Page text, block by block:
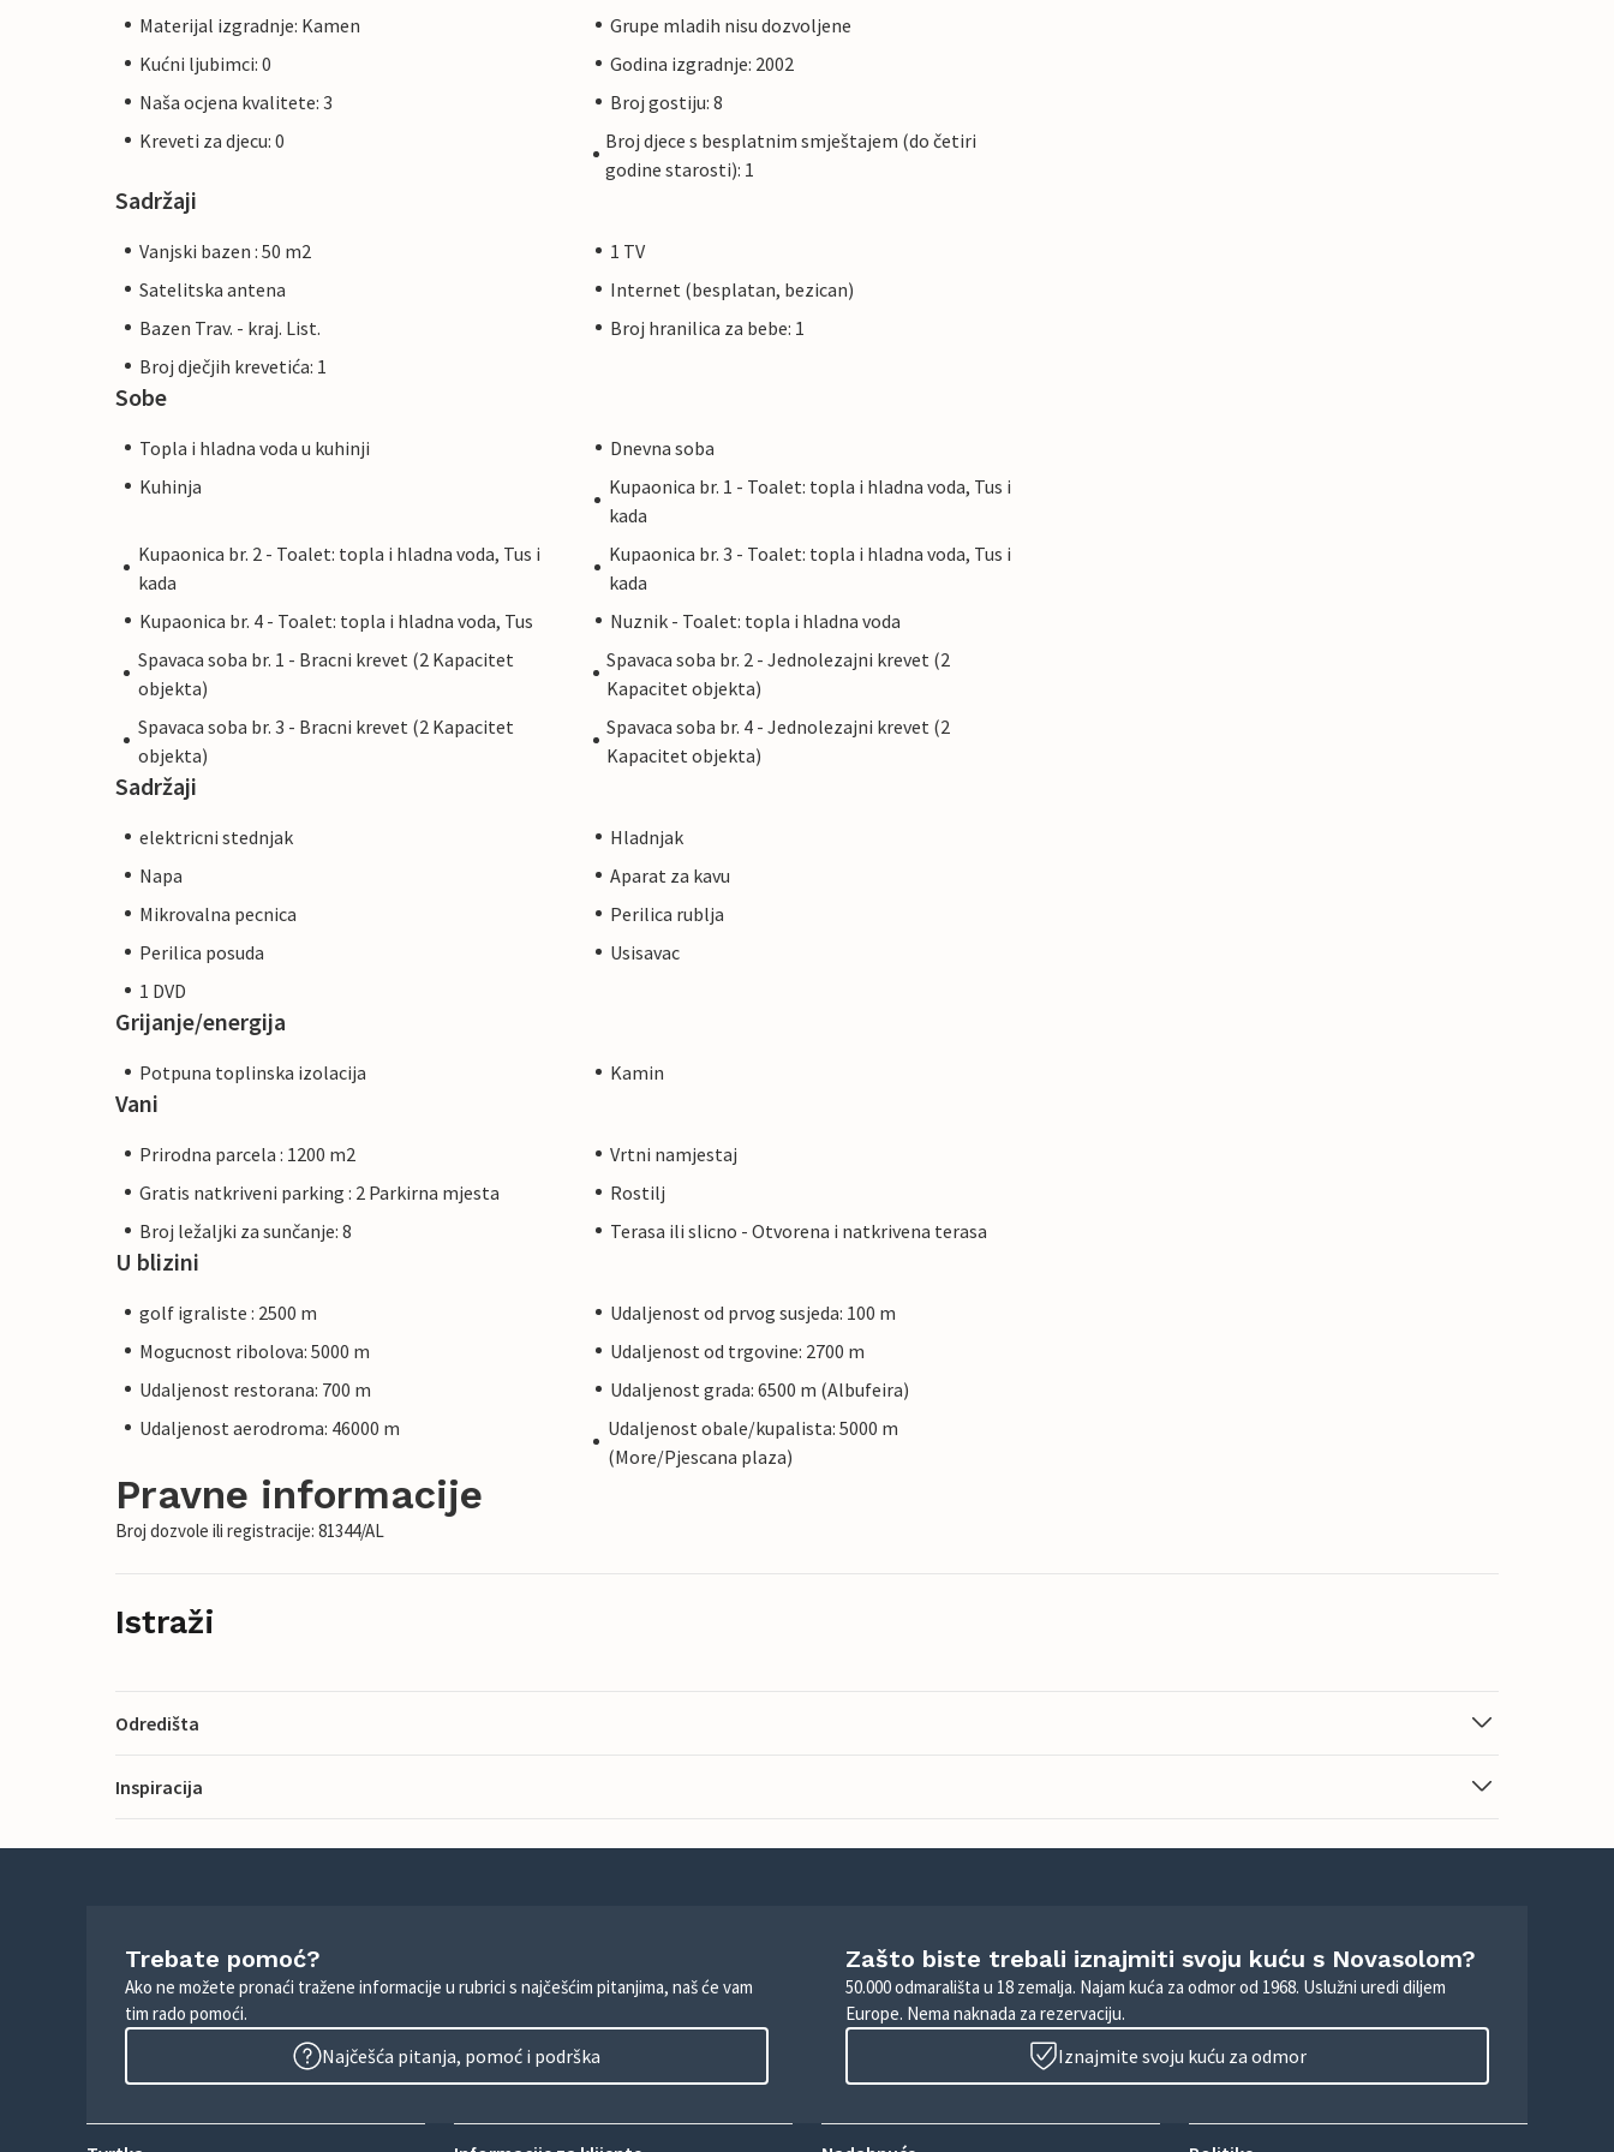
Materijal izgradnje: Kamen
Grupe mladih nisu dozvoljene
Kućni ljubimci: 0
Godina izgradnje: 2002
Naša ocjena kvalitete: 3
Broj gostiju: 8
Kreveti za djecu: 0
Broj djece s besplatnim smještajem (do četiri
godine starosti): 1
Sadržaji
Vanjski bazen : 50 m2
1 TV
Satelitska antena
Internet (besplatan, bezican)
Bazen Trav. - kraj. List.
Broj hranilica za bebe: 1
Broj dječjih krevetića: 1
Sobe
Topla i hladna voda u kuhinji
Dnevna soba
Kuhinja
Kupaonica br. 1 - Toalet: topla i hladna voda, Tus i
kada
Kupaonica br. 2 - Toalet: topla i hladna voda, Tus i
kada
Kupaonica br. 3 - Toalet: topla i hladna voda, Tus i
kada
Kupaonica br. 4 - Toalet: topla i hladna voda, Tus
Nuznik - Toalet: topla i hladna voda
Spavaca soba br. 1 - Bracni krevet (2 Kapacitet
objekta)
Spavaca soba br. 2 - Jednolezajni krevet (2
Kapacitet objekta)
Spavaca soba br. 3 - Bracni krevet (2 Kapacitet
objekta)
Spavaca soba br. 4 - Jednolezajni krevet (2
Kapacitet objekta)
Sadržaji
elektricni stednjak
Hladnjak
Napa
Aparat za kavu
Mikrovalna pecnica
Perilica rublja
Perilica posuda
Usisavac
1 DVD
Grijanje/energija
Potpuna toplinska izolacija Kamin
Vani
Prirodna parcela : 1200 m2
Vrtni namjestaj
Gratis natkriveni parking : 2 Parkirna mjesta
Rostilj
Broj ležaljki za sunčanje: 8
Terasa ili slicno - Otvorena i natkrivena terasa
U blizini
golf igraliste : 2500 m
Udaljenost od prvog susjeda: 100 m
Mogucnost ribolova: 5000 m
Udaljenost od trgovine: 2700 m
Udaljenost restorana: 700 m
Udaljenost grada: 6500 m (Albufeira)
Udaljenost aerodroma: 46000 m
Udaljenost obale/kupalista: 5000 m
(More/Pjescana plaza)
Pravne informacije
Broj dozvole ili registracije: 81344/AL
Istraži
Odredišta
Inspiracija
Trebate pomoć?
Ako ne možete pronaći tražene informacije u rubrici s najčešćim pitanjima, naš će vam
tim rado pomoći.
Najčešća pitanja, pomoć i podrška
Zašto biste trebali iznajmiti svoju kuću s Novasolom?
50.000 odmarališta u 18 zemalja. Najam kuća za odmor od 1968. Uslužni uredi diljem
Europe. Nema naknada za rezervaciju.
Iznajmite svoju kuću za odmor